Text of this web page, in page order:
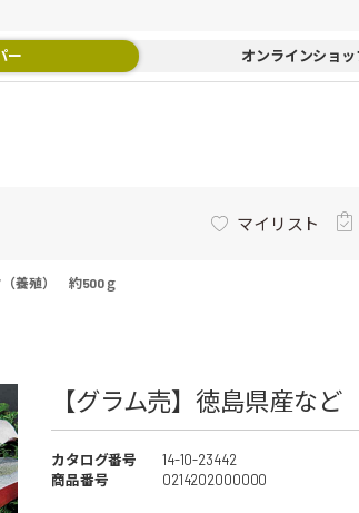
ー オンラインショッ
マイリスト
（養殖） 約500ｇ
【グラム売】徳島県産な
カタログ番号
14-10-23442
商品番号
0214202000000